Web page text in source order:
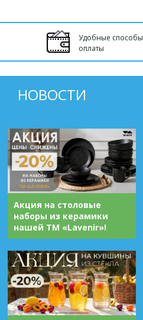
Удобные способы
оплаты
НОВОСТИ
Акция на столовые
наборы из керамики
нашей ТМ «Lavenir»!